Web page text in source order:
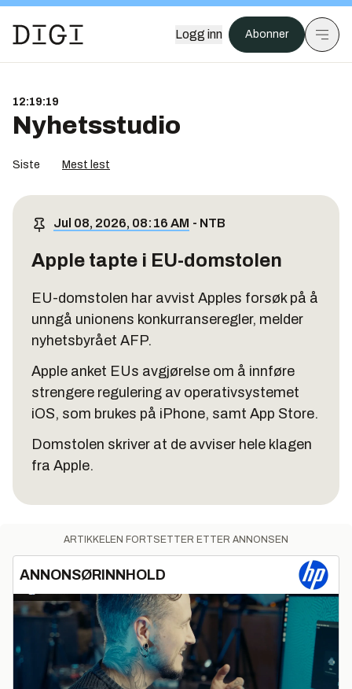
Logg inn Abonner
12:19:19
Nyhetsstudio
Siste Mest lest
Jul 08, 2026, 08:16 AM - NTB
Apple tapte i EU-domstolen
EU-domstolen har avvist Apples forsøk på å
unngå unionens konkurranseregler, melder
nyhetsbyrået AFP.
Apple anket EUs avgjørelse om å innføre
strengere regulering av operativsystemet
iOS, som brukes på iPhone, samt App Store.
Domstolen skriver at de avviser hele klagen
fra Apple.
ARTIKKELEN FORTSETTER ETTER ANNONSEN
ANNONSØRINNHOLD